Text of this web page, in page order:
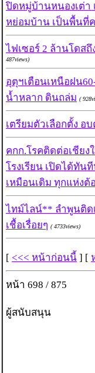
ปิดหมู่บ้านหนองเต่า
หย่อมบ้าน เป็นพื้นที่
ไฟเซอร์ 2 ล้านโดสถึ
487views)
อุตุฯเตือนเหนือฝน
น้ำหลาก ดินถล่ม (
เตรียมตัวเลือกตั้ง อ
คกก.โรคติดต่อเชียง
โรงเรียน เปิดได้ทัน
เหมือนเดิม ทุกแห่ง
ไทม์ไลน์** ลำพูนติด
เชื้อเรื่อยๆ ( 4733views)
[ <<< หน้าก่อนนี้ ] [
หน้า 698 / 875
ผู้สนับสนุน